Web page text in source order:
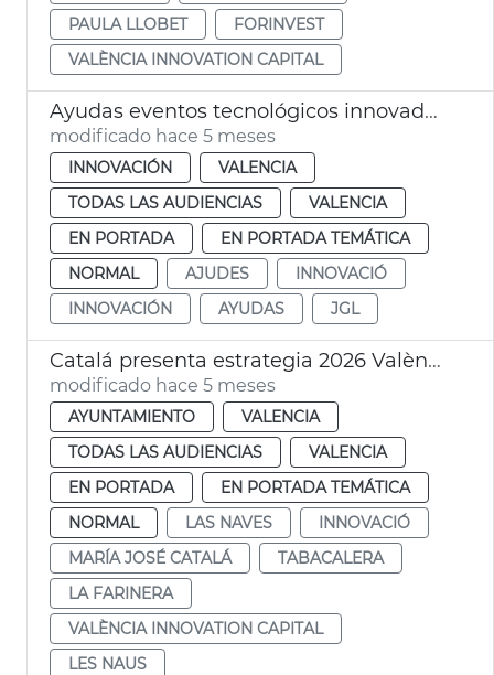
PAULA LLOBET
FORINVEST
VALÈNCIA INNOVATION CAPITAL
Ayudas eventos tecnológicos innovadores València
modificado hace 5 meses
INNOVACIÓN
VALENCIA
TODAS LAS AUDIENCIAS
VALENCIA
EN PORTADA
EN PORTADA TEMÁTICA
NORMAL
AJUDES
INNOVACIÓ
INNOVACIÓN
AYUDAS JGL
Catalá presenta estrategia 2026 València Innovation Capital
modificado hace 5 meses
AYUNTAMIENTO
VALENCIA
TODAS LAS AUDIENCIAS
VALENCIA
EN PORTADA
EN PORTADA TEMÁTICA
NORMAL
LAS NAVES
INNOVACIÓ
MARÍA JOSÉ CATALÁ
TABACALERA
LA FARINERA
VALÈNCIA INNOVATION CAPITAL
LES NAUS